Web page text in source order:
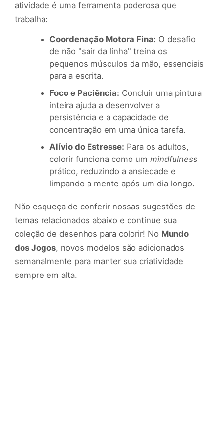
atividade é uma ferramenta poderosa que
trabalha:
Coordenação Motora Fina: O desafio
de não "sair da linha" treina os
pequenos músculos da mão, essenciais
para a escrita.
Foco e Paciência: Concluir uma pintura
inteira ajuda a desenvolver a
persistência e a capacidade de
concentração em uma única tarefa.
Alívio do Estresse: Para os adultos,
colorir funciona como um mindfulness
prático, reduzindo a ansiedade e
limpando a mente após um dia longo.
Não esqueça de conferir nossas sugestões de
temas relacionados abaixo e continue sua
coleção de desenhos para colorir! No Mundo
dos Jogos, novos modelos são adicionados
semanalmente para manter sua criatividade
sempre em alta.